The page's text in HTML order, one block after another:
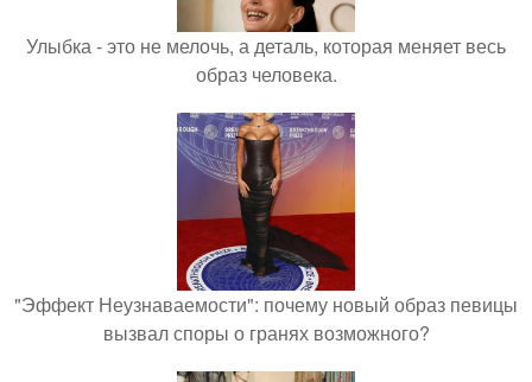
Улыбка - это не мелочь, а деталь, которая меняет весь
образ человека.
"Эффект Неузнаваемости": почему новый образ певицы
вызвал споры о гранях возможного?